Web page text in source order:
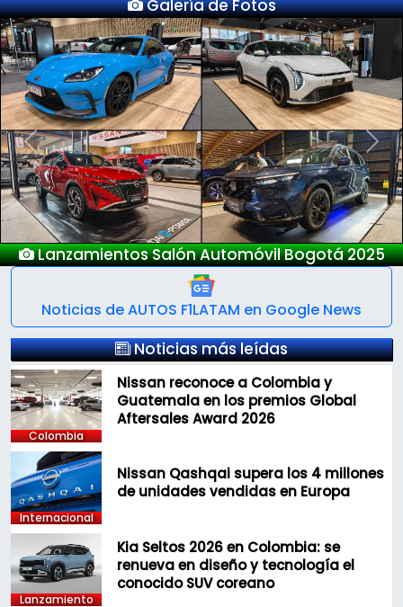
Galería de Fotos
Nuevo Deepal S05
Previous Next
Noticias de AUTOS F1LATAM en Google News
Noticias más leídas
Colombia
Nissan reconoce a Colombia y
Guatemala en los premios Global
Aftersales Award 2026
Internacional
Nissan Qashqai supera los 4 millones
de unidades vendidas en Europa
Lanzamiento
Kia Seltos 2026 en Colombia: se
renueva en diseño y tecnología el
conocido SUV coreano